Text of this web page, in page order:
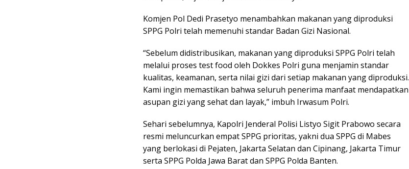
Komjen Pol Dedi Prasetyo menambahkan makanan yang diproduksi
SPPG Polri telah memenuhi standar Badan Gizi Nasional.
“Sebelum didistribusikan, makanan yang diproduksi SPPG Polri telah
melalui proses test food oleh Dokkes Polri guna menjamin standar
kualitas, keamanan, serta nilai gizi dari setiap makanan yang diproduksi.
Kami ingin memastikan bahwa seluruh penerima manfaat mendapatkan
asupan gizi yang sehat dan layak,” imbuh Irwasum Polri.
Sehari sebelumnya, Kapolri Jenderal Polisi Listyo Sigit Prabowo secara
resmi meluncurkan empat SPPG prioritas, yakni dua SPPG di Mabes
yang berlokasi di Pejaten, Jakarta Selatan dan Cipinang, Jakarta Timur
serta SPPG Polda Jawa Barat dan SPPG Polda Banten.